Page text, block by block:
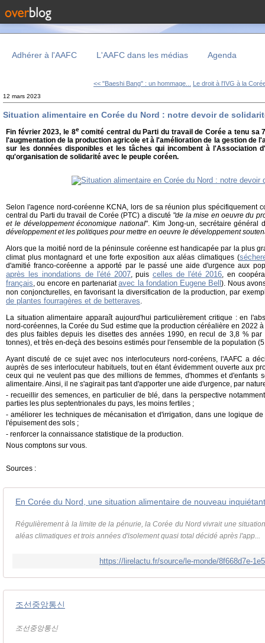
Adhérer à l'AAFC L'AAFC dans les médias Agenda
<< "Baeshi Bang" : un hommage... Le droit à l'IVG à la
12 mars 2023
Situation alimentaire en Corée du Nord : notre devoir de
Fin février 2023, le 8ecomité central du Parti du travail de Corée a tenu sa
l'augmentation de la production agricole et à l'amélioration de la gestion de
sur les données disponibles et les tâches qui incombent à l'Association
qu'organisation de solidarité avec le peuple coréen.
Selon l'agence nord-coréenne KCNA, lors de sa réunion plus spécifiquement
central du Parti du travail de Corée (PTC) a discuté "de la mise en oeuvre du
et le développement économique national". Kim Jong-un, secrétaire général
développement et les politiques pour mettre en oeuvre le développement
Alors que la moitié nord de la péninsule coréenne est handicapée par la plus
climat plus montagnard et une forte exposition aux aléas climatiques (
d'amitié franco-coréenne a apporté par le passé une aide d'urgence aux
après les inondations de l'été 2007, puis celles de l'été 2016, en
français, ou encore en partenariatavec la fondation Eugene Bell). Nous
non conjoncturelles, en favorisant la diversification de la production, par
de plantes fourragères et de betteraves.
La situation alimentaire apparaît aujourd'hui particulièrement critique : en
nord-coréennes, la Corée du Sud estime que la production céréalière en 2022
des plus faibles depuis les disettes des années 1990, en recul de 3,8 %
tonnes), et très en-deçà des besoins estimés pour l'ensemble de la population
Ayant discuté de ce sujet avec nos interlocuteurs nord-coréens, l'AAFC a
auprès de ses interlocuteur habituels, tout en étant évidemment ouverte aux
ceux qui ne veulent pas que des millions de femmes, d'hommes et d'enfants
alimentaire. Ainsi, il ne s'agirait pas tant d'apporter une aide d'urgence, par
- recueillir des semences, en particulier de blé, dans la perspective
parties les plus septentrionales du pays, les moins fertiles ;
- améliorer les techniques de mécanisation et d'irrigation, dans une logique
l'épuisement des sols ;
- renforcer la connaissance statistique de la production.
Nous comptons sur vous.
Sources :
En Corée du Nord, une situation alimentaire de nouveau
Régulièrement à la limite de la pénurie, la Corée du Nord vivrait une
aléas climatiques et trois années d'isolement quasi total décidé après l'app...
https://lirelactu.fr/source/le-monde/8f668d7e-
조선중앙통신
조선중앙통신